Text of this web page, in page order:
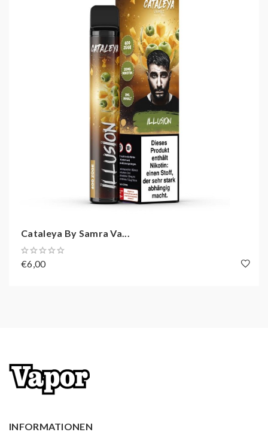
EIN HAUCH VON FRISCHE
Cataleya by Samra Vapez Huracan bringt eine
erfrischende Brise in Ihre Dampfwolke, die Sie beleben
wird. Dieses Produkt ist ideal für Dampfer, die nach
einer aufregenden und erfrischenden Dampferfahrung
suchen. Tauchen Sie ein in die Welt des Huracan und
erleben Sie eine Dampfreise voller Geschmacksfreude
Einweg
E-Shisha Hersteller: Cataleya
Geschmack:
Versandgewicht:
Cataleya By Samra Va...
€6,00
INFORMATIONEN